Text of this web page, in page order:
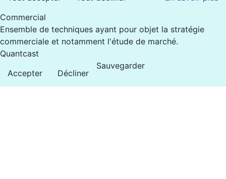
Commercial
Ensemble de techniques ayant pour objet la stratégie
commerciale et notamment l'étude de marché.
Quantcast
Accepter
Décliner
Sauvegarder